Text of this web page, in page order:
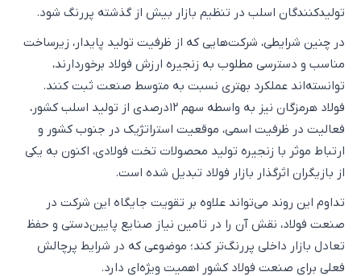
تولیدکنندگان اسلب در تنظیم بازار بیش از گذشته پررنگ شود.
در چنین شرایطی، شرکت‌هایی که از ظرفیت تولید پایدار، زیرساخت
مناسب و دسترسی مطلوب به زنجیره ارزش فولاد برخوردارند،
توانسته‌اند عملکرد بهتری نسبت به متوسط صنعت ثبت کنند.
فولاد هرمزگان نیز به واسطه سهم ۱۲درصدی از تولید اسلب کشور،
فعالیت در ظرفیت اسمی، موقعیت استراتژیک در جنوب کشور و
ارتباط موثر با زنجیره تولید محصولات تخت فولادی، اکنون به یکی
از بازیگران اثرگذار بازار فولاد تبدیل شده است.
تداوم این روند می‌تواند علاوه بر تقویت جایگاه این شرکت در
صنعت فولاد، نقش آن را در تامین نیاز صنایع پایین‌دستی و حفظ
تعادل بازار داخلی پررنگ‌تر کند؛ موضوعی که در شرایط پرچالش
فعلی برای صنعت فولاد کشور اهمیت ویژه‌ای دارد.